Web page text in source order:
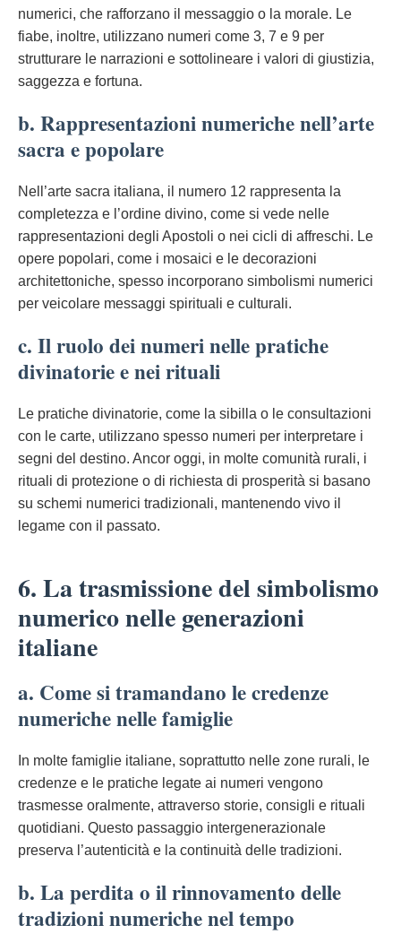
numerici, che rafforzano il messaggio o la morale. Le
fiabe, inoltre, utilizzano numeri come 3, 7 e 9 per
strutturare le narrazioni e sottolineare i valori di giustizia,
saggezza e fortuna.
b. Rappresentazioni numeriche nell’arte
sacra e popolare
Nell’arte sacra italiana, il numero 12 rappresenta la
completezza e l’ordine divino, come si vede nelle
rappresentazioni degli Apostoli o nei cicli di affreschi. Le
opere popolari, come i mosaici e le decorazioni
architettoniche, spesso incorporano simbolismi numerici
per veicolare messaggi spirituali e culturali.
c. Il ruolo dei numeri nelle pratiche
divinatorie e nei rituali
Le pratiche divinatorie, come la sibilla o le consultazioni
con le carte, utilizzano spesso numeri per interpretare i
segni del destino. Ancor oggi, in molte comunità rurali, i
rituali di protezione o di richiesta di prosperità si basano
su schemi numerici tradizionali, mantenendo vivo il
legame con il passato.
6. La trasmissione del simbolismo
numerico nelle generazioni
italiane
a. Come si tramandano le credenze
numeriche nelle famiglie
In molte famiglie italiane, soprattutto nelle zone rurali, le
credenze e le pratiche legate ai numeri vengono
trasmesse oralmente, attraverso storie, consigli e rituali
quotidiani. Questo passaggio intergenerazionale
preserva l’autenticità e la continuità delle tradizioni.
b. La perdita o il rinnovamento delle
tradizioni numeriche nel tempo